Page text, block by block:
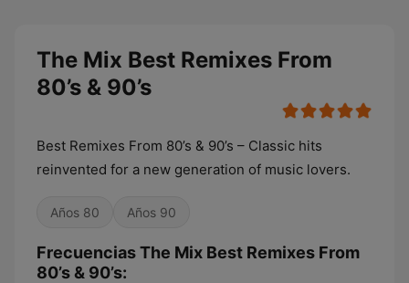
The Mix Best Remixes From
80’s & 90’s
Best Remixes From 80’s & 90’s – Classic hits
reinvented for a new generation of music lovers.
Años 80 Años 90
Frecuencias The Mix Best Remixes From
80’s & 90’s: